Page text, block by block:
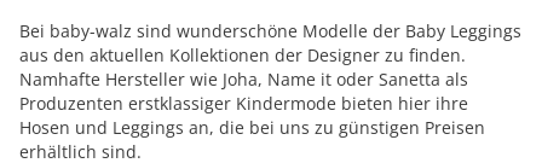
Bei baby-walz sind wunderschöne Modelle der Baby Leggings
aus den aktuellen Kollektionen der Designer zu finden.
Namhafte Hersteller wie Joha, Name it oder Sanetta als
Produzenten erstklassiger Kindermode bieten hier ihre
Hosen und Leggings an, die bei uns zu günstigen Preisen
erhältlich sind.